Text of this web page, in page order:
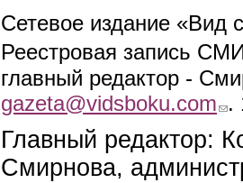
Сетевое издание «Вид
Реестровая запись
главный редактор -
gazeta@vidsboku.com (link
.
Главный редактор:
Смирнова,